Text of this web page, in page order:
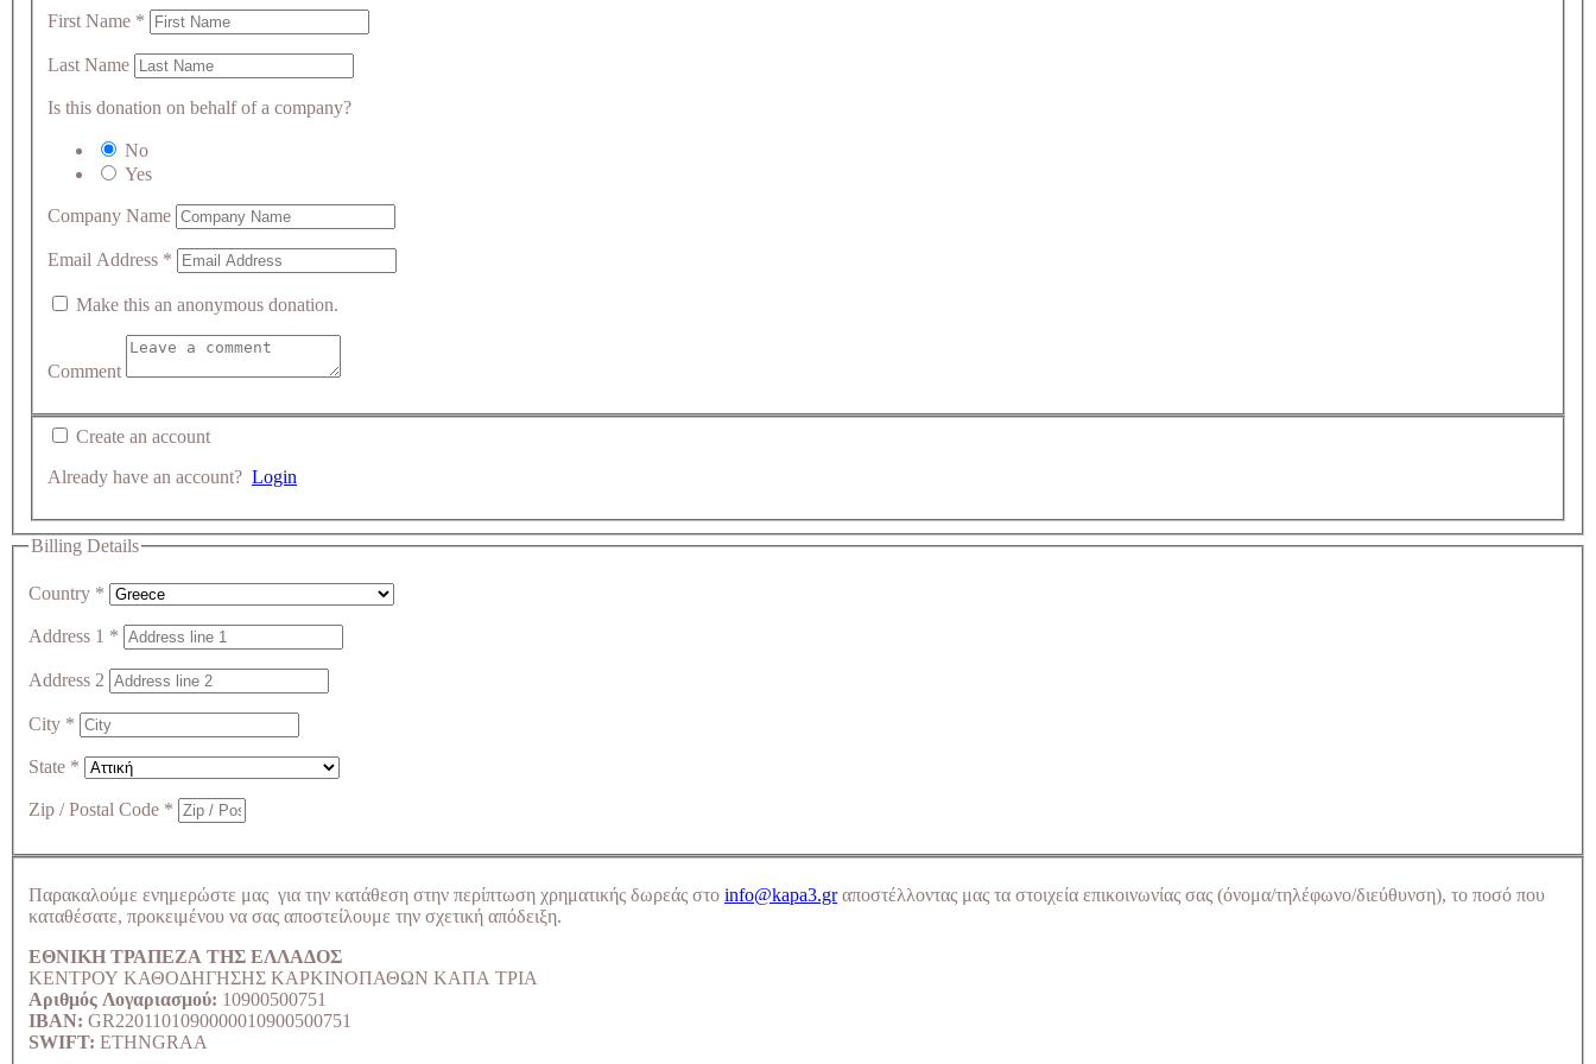
First Name *
Last Name
Is this donation on behalf of a company?
No
Yes
Company Name
Email Address *
Make this an anonymous donation.
Comment
Create an account
Already have an account? Login
Billing Details
Country *
Address 1 *
Address 2
City *
State *
Zip / Postal Code *
Παρακαλούμε ενημερώστε μας για την κατάθεση στην περίπτωση χρηματικής δωρεάς στο info@kapa3.grαποστέλλοντας μας τα στοιχεία επικοινωνίας σας (όνομα/τηλέφωνο/διεύθυνση), το ποσό που
καταθέσατε, προκειμένου να σας αποστείλουμε την σχετική απόδειξη.
ΕΘΝΙΚΗ ΤΡΑΠΕΖΑ ΤΗΣ ΕΛΛΑΔΟΣ
ΚΕΝΤΡΟΥ ΚΑΘΟΔΗΓΗΣΗΣ ΚΑΡΚΙΝΟΠΑΘΩΝ ΚΑΠΑ ΤΡΙΑ
Αριθμός Λογαριασμού: 10900500751
IBAN: GR2201101090000010900500751
SWIFT: ETHNGRAA